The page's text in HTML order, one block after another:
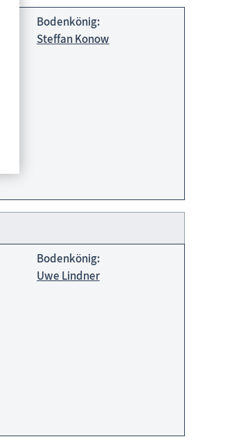
Bodenkönig:
Steffan Konow
Bodenkönig:
Uwe Lindner